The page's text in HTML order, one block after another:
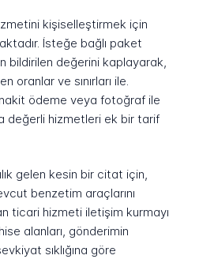
kişiselleştirmek için
İsteğe bağlı paket
bildirilen değerini kaplayarak,
oranlar ve sınırları ile.
ödeme veya fotoğraf ile
değerli hizmetleri ek bir tarif
gelen kesin bir citat için,
benzetim araçlarını
ticari hizmeti iletişim kurmayı
alanları, gönderimin
sıklığına göre